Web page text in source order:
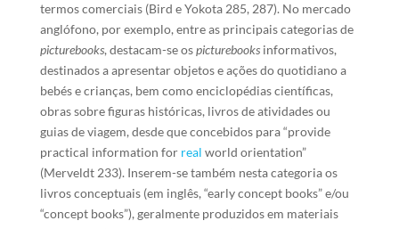
termos comerciais (Bird e Yokota 285, 287). No mercado
anglófono, por exemplo, entre as principais categorias de
picturebooks, destacam-se ospicturebooksinformativos,
destinados a apresentar objetos e ações do quotidiano a
bebés e crianças, bem como enciclopédias científicas,
obras sobre figuras históricas, livros de atividades ou
guias de viagem, desde que concebidos para “provide
practical information for real world orientation”
(Merveldt 233). Inserem-se também nesta categoria os
livros conceptuais (em inglês, “early concept books” e/ou
“concept books”), geralmente produzidos em materiais